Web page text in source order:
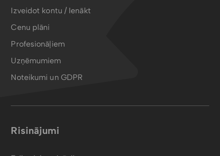
Izveidot kontu / Ienākt
Cenu plāni
Profesionāļiem
Uzņēmumiem
Noteikumi un GDPR
Risinājumi